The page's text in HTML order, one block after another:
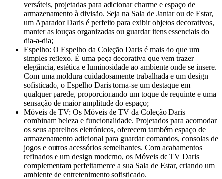
versáteis, projetadas para adicionar charme e espaço de
armazenamento à divisão. Seja na Sala de Jantar ou de Estar,
um Aparador Daris é perfeito para exibir objetos decorativos,
manter as louças organizadas ou guardar itens essenciais do
dia-a-dia;
Espelho: O Espelho da Coleção Daris é mais do que um
simples reflexo. É uma peça decorativa que vem trazer
elegância, estética e luminosidade ao ambiente onde se insere.
Com uma moldura cuidadosamente trabalhada e um design
sofisticado, o Espelho Daris torna-se um destaque em
qualquer parede, proporcionando um toque de requinte e uma
sensação de maior amplitude do espaço;
Móveis de TV: Os Móveis de TV da Coleção Daris
combinam beleza e funcionalidade. Projetados para acomodar
os seus aparelhos eletrónicos, oferecem também espaço de
armazenamento adicional para guardar comandos, consolas de
jogos e outros acessórios semelhantes. Com acabamentos
refinados e um design moderno, os Móveis de TV Daris
complementam perfeitamente a sua Sala de Estar, criando um
ambiente de entretenimento sofisticado.